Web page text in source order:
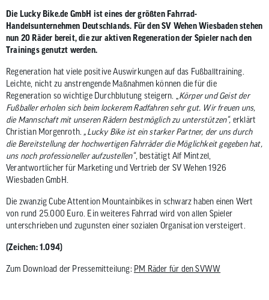
um
zum
zu
gelangen.
Benutzer
von
können
Die Lucky Bike.de GmbH ist eines der größten Fahrrad-
Handelsunternehmen Deutschlands. Für den SV Wehen Wiesbaden stehen
nun 20 Räder bereit, die zur aktiven Regeneration der Spieler nach den
Trainings genutzt werden.
Regeneration hat viele positive Auswirkungen auf das Fußballtraining.
Leichte, nicht zu anstrengende Maßnahmen können die für die
Regeneration so wichtige Durchblutung steigern. „ Körper und Geist der
Fußballer erholen sich beim lockerem Radfahren sehr gut. Wir freuen uns,
die Mannschaft mit unseren Rädern bestmöglich zu unterstützen“, erklärt
Christian Morgenroth. „Lucky Bike ist ein starker Partner, der uns durch
die Bereitstellung der hochwertigen Fahrräder die Möglichkeit gegeben hat,
uns noch professioneller aufzustellen“, bestätigt Alf Mintzel,
Verantwortlicher für Marketing und Vertrieb der SV Wehen 1926
Wiesbaden GmbH.
Die zwanzig Cube Attention Mountainbikes in schwarz haben einen Wert
von rund 25.000 Euro. Ein weiteres Fahrrad wird von allen Spieler
unterschrieben und zugunsten einer sozialen Organisation versteigert.
(Zeichen: 1.094)
Zum Download der Pressemitteilung: PM Räder für den SVWW